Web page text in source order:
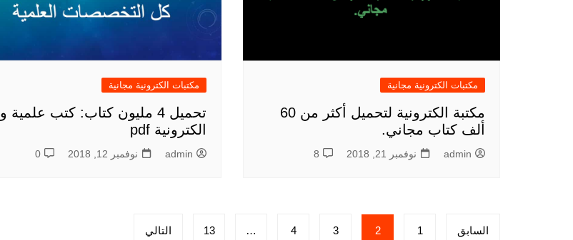
مكتبات الكترونية مجانية
مكتبة الكترونية لتحميل أكثر من 60
ألف كتاب مجاني.
admin نوفمبر 21, 2018 8
مكتبات الكترونية مجانية
تحميل 4 مليون كتاب: كتب علمية و
الكترونية pdf
admin نوفمبر 12, 2018 0
تعدد
السابق 1
2
3
4
…
13 التالي